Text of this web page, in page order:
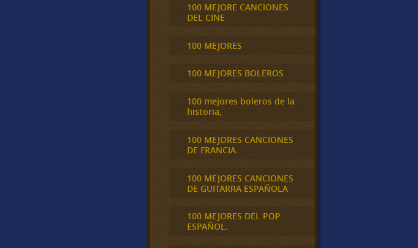
100 MEJORE CANCIONES
DEL CINE
100 MEJORES
100 MEJORES BOLEROS
100 mejores boleros de la
historia,
100 MEJORES CANCIONES
DE FRANCIA
100 MEJORES CANCIONES
DE GUITARRA ESPAÑOLA
100 MEJORES DEL POP
ESPAÑOL.